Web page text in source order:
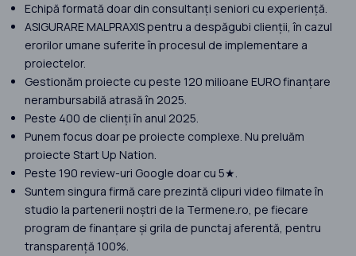
Echipă formată doar din consultanți seniori cu experiență.
ASIGURARE MALPRAXIS pentru a despăgubi clienții, în cazul
erorilor umane suferite în procesul de implementare a
proiectelor.
Gestionăm proiecte cu peste 120 milioane EURO finanțare
nerambursabilă atrasă în 2025.
Peste 400 de clienți în anul 2025.
Punem focus doar pe proiecte complexe. Nu preluăm
proiecte Start Up Nation.
Peste 190 review-uri Google doar cu 5★.
Suntem singura firmă care prezintă clipuri video filmate în
studio la partenerii noștri de la Termene.ro, pe fiecare
program de finanțare și grila de punctaj aferentă, pentru
transparență 100%.